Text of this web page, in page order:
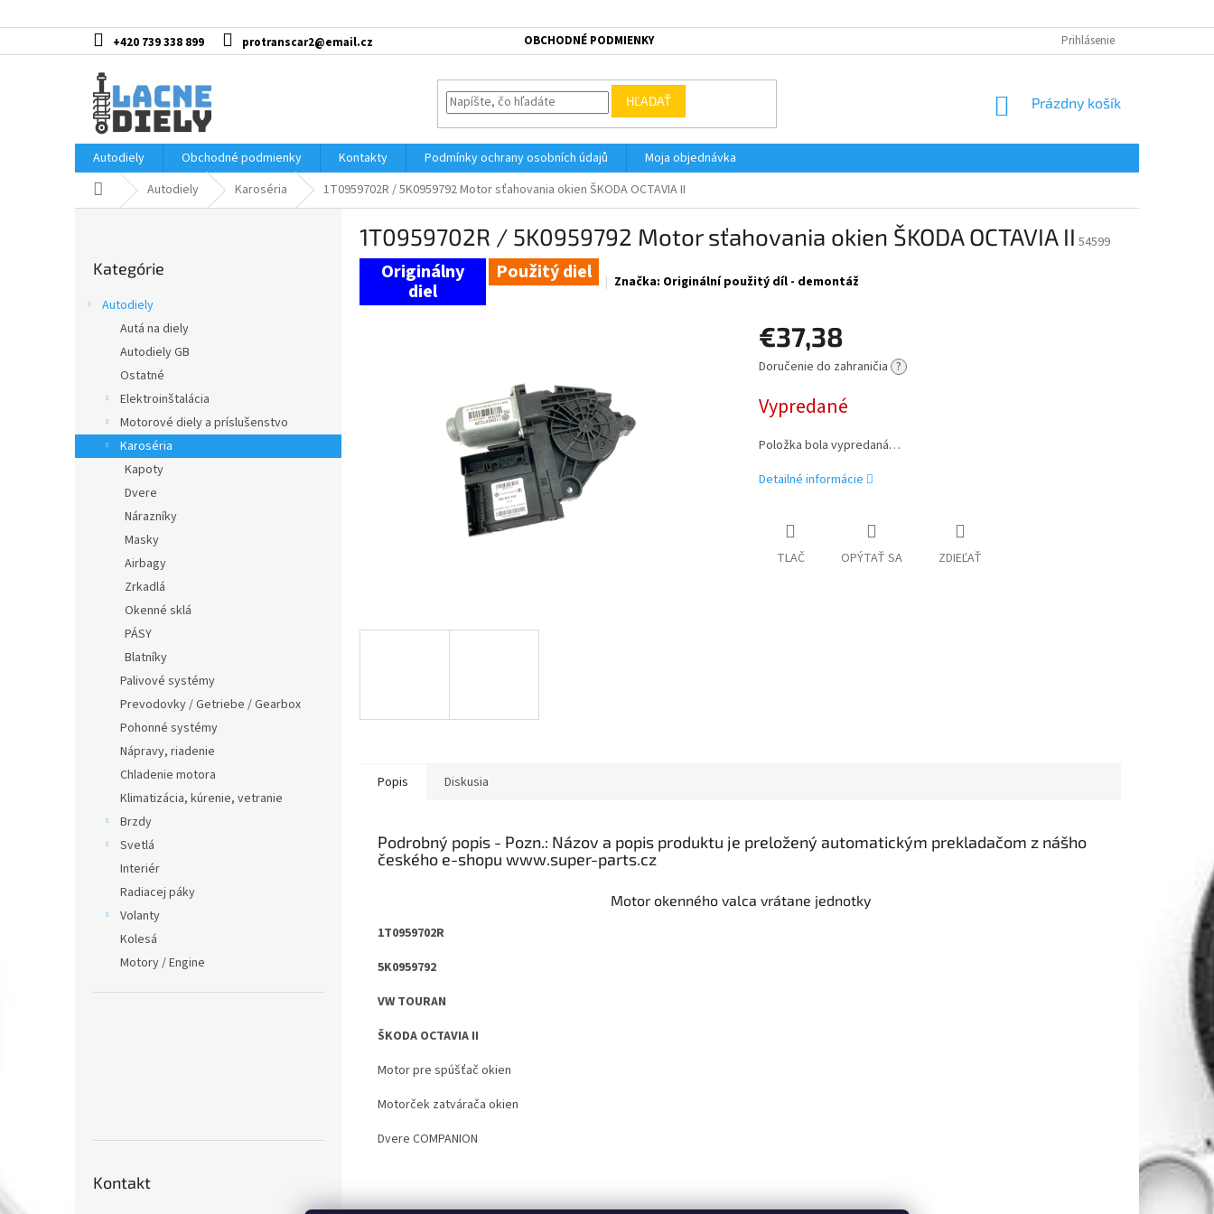
na
+420 739 338 899 protranscar2@email.cz OBCHODNÉ PODMIENKY Prihlásenie
HĽADAŤ
NÁKUPNÝ
Prázdny košík
Autodiely Obchodné podmienky Kontakty Podmínky ochrany osobních údajů
Moja objednávka
DomovAutodiely Karoséria 1T0959702R / 5K0959792 Motor sťahovania okien ŠKODA OCTAVIA II
kategórie
Kategórie
Autodiely
Autá na diely
Autodiely GB
Ostatné
Elektroinštalácia
Motorové diely a príslušenstvo
Karoséria
Kapoty
Dvere
Nárazníky
Masky
Airbagy
Zrkadlá
Okenné sklá
PÁSY
Blatníky
Palivové systémy
Prevodovky / Getriebe / Gearbox
Pohonné systémy
Nápravy, riadenie
Chladenie motora
Klimatizácia, kúrenie, vetranie
Brzdy
Svetlá
Interiér
Radiacej páky
Volanty
Kolesá
Motory / Engine
Kontakt
1T0959702R / 5K0959792 Motor sťahovania okien ŠKODA OCTAVIA II 54599
Použitý diel Značka: Originální použitý díl - demontáž
€37,38
Jednotková
Doručenie do zahraničia ?
Vypredané
Položka bola vypredaná…
Detailné informácie
TLAČ OPÝTAŤ SA ZDIEĽAŤ
Popis Diskusia
Podrobný popis
Motor okenného valca vrátane jednotky
1T0959702R
5K0959792
VW TOURAN
ŠKODA OCTAVIA II
Motor pre spúšťač okien
Motorček zatvárača okien
Dvere COMPANION